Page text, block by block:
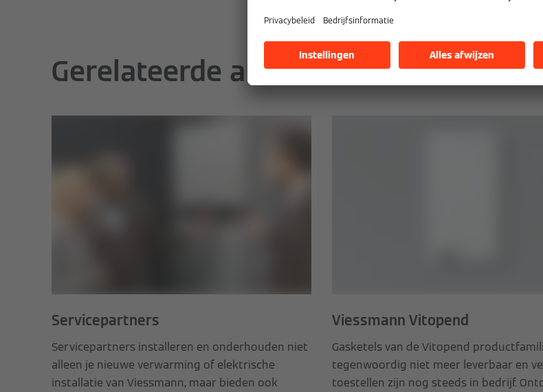
Gerelateerde artikels
Servicepartners
Servicepartners installeren en onderhouden niet
alleen je nieuwe verwarming of elektrische
installatie van Viessmann, maar bieden ook
Viessmann Vitopend
Gasketels van de Vitopend
tegenwoordig niet meer leverbaar en
toestellen zijn nog steeds in bedrijf.